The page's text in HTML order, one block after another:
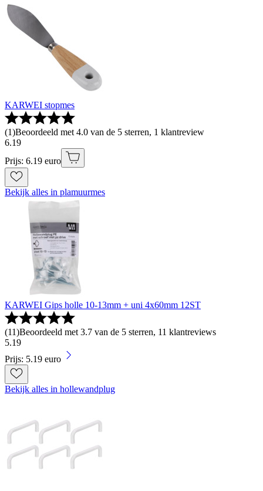
KARWEI stopmes
(1)Beoordeeld met 4.0 van de 5 sterren, 1 klantreview
6.19
Prijs: 6.19 euro
Bekijk alles in plamuurmes
KARWEI Gips holle 10-13mm + uni 4x60mm 12ST
(11)Beoordeeld met 3.7 van de 5 sterren, 11 klantreviews
5.19
Prijs: 5.19 euro
Bekijk alles in hollewandplug